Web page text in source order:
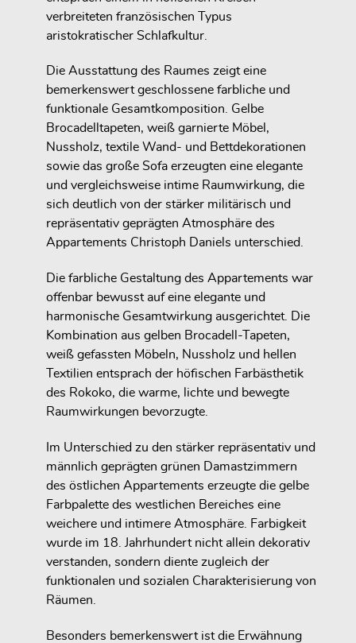
verbreiteten französischen Typus
aristokratischer Schlafkultur.
Die Ausstattung des Raumes zeigt eine
bemerkenswert geschlossene farbliche und
funktionale Gesamtkomposition. Gelbe
Brocadelltapeten, weiß garnierte Möbel,
Nussholz, textile Wand- und Bettdekorationen
sowie das große Sofa erzeugten eine elegante
und vergleichsweise intime Raumwirkung, die
sich deutlich von der stärker militärisch und
repräsentativ geprägten Atmosphäre des
Appartements Christoph Daniels unterschied.
Die farbliche Gestaltung des Appartements war
offenbar bewusst auf eine elegante und
harmonische Gesamtwirkung ausgerichtet. Die
Kombination aus gelben Brocadell-Tapeten,
weiß gefassten Möbeln, Nussholz und hellen
Textilien entsprach der höfischen Farbästhetik
des Rokoko, die warme, lichte und bewegte
Raumwirkungen bevorzugte.
Im Unterschied zu den stärker repräsentativ und
männlich geprägten grünen Damastzimmern
des östlichen Appartements erzeugte die gelbe
Farbpalette des westlichen Bereiches eine
weichere und intimere Atmosphäre. Farbigkeit
wurde im 18. Jahrhundert nicht allein dekorativ
verstanden, sondern diente zugleich der
funktionalen und sozialen Charakterisierung von
Räumen.
Besonders bemerkenswert ist die Erwähnung